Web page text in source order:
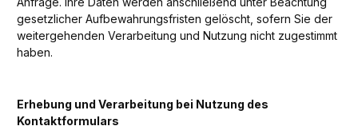
gesetzlicher Aufbewahrungsfristen gelöscht, sofern Sie der
weitergehenden Verarbeitung und Nutzung nicht zugestimmt
haben.
Erhebung und Verarbeitung bei Nutzung des
Kontaktformulars